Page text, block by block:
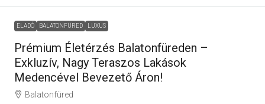
ELADÓ BALATONFÜRED LUXUS
Prémium Életérzés Balatonfüreden –
Exkluzív, Nagy Teraszos Lakások
Medencével Bevezető Áron!
Balatonfüred